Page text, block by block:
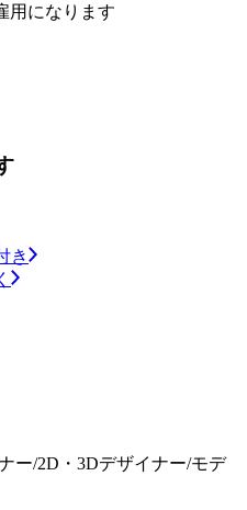
用になります
き
ー/2D・3Dデザイナー/モデ